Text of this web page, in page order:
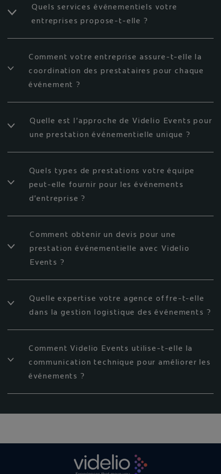
Quels services événementiels votre
entreprises propose-t-elle ?
Comment votre entreprise assure-t-elle la
coordination des prestataires pour chaque
événement ?
Quelle est l'approche de Videlio Events pour
une prestation événementielle unique ?
Quels types de prestations votre équipe
peut-elle fournir pour les événements
d'entreprise ?
Comment obtenir un devis pour une
prestation événementielle avec Videlio
Events ?
Quelle expertise votre agence offre-t-elle
dans la gestion logistique des événements ?
Comment Videlio Events utilise-t-elle la
communication technique pour améliorer les
événements ?